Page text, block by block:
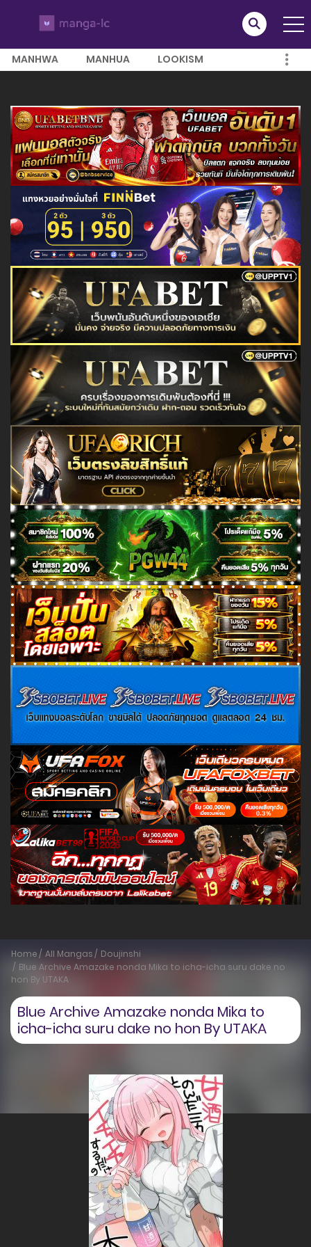
MANHWA MANHUA LOOKISM
Home All Mangas
Doujinshi
Blue Archive Amazake nonda Mika to icha-icha suru dake no
hon By UTAKA
Blue Archive Amazake nonda Mika to
icha-icha suru dake no hon By UTAKA